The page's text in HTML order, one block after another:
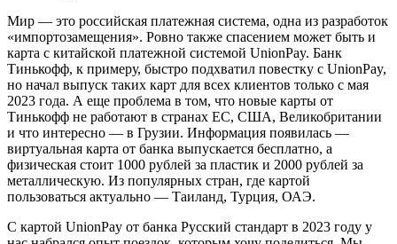
Мир — это российская платежная система, одна из разработок
«импортозамещения». Ровно также спасением может быть и
карта с китайской платежной системой UnionPay. Банк
Тинькофф, к примеру, быстро подхватил повестку с UnionPay,
но начал выпуск таких карт для всех клиентов только с мая
2023 года. А еще проблема в том, что новые карты от
Тинькофф не работают в странах ЕС, США, Великобритании
и что интересно — в Грузии. Информация появилась —
виртуальная карта от банка выпускается бесплатно, а
физическая стоит 1000 рублей за пластик и 2000 рублей за
металлическую. Из популярных стран, где картой
пользоваться актуально — Таиланд, Турция, ОАЭ.
С картой UnionPay от банка Русский стандарт в 2023 году у